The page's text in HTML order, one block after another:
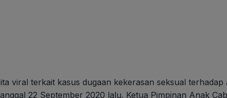
viral terkait kasus dugaan kekerasan seksual
22 September 2020 lalu. Ketua Pimpinan Anak